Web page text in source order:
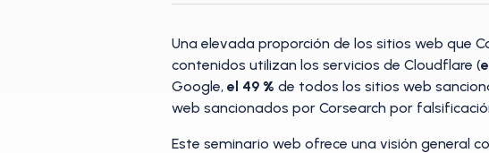
Una elevada proporción de los sitios web que
contenidos utilizan los servicios de Cloudflare (
Google, el 49 % de todos los sitios web
web sancionados por Corsearch por
Este seminario web ofrece una visión general